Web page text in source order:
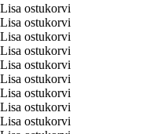
Lisa ostukorvi
Lisa ostukorvi
Lisa ostukorvi
Lisa ostukorvi
Lisa ostukorvi
Lisa ostukorvi
Lisa ostukorvi
Lisa ostukorvi
Lisa ostukorvi